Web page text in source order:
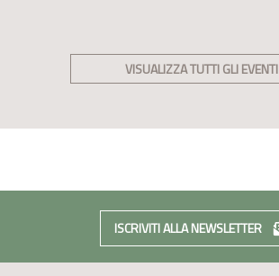
VISUALIZZA TUTTI GLI EVENTI
ISCRIVITI ALLA NEWSLETTER